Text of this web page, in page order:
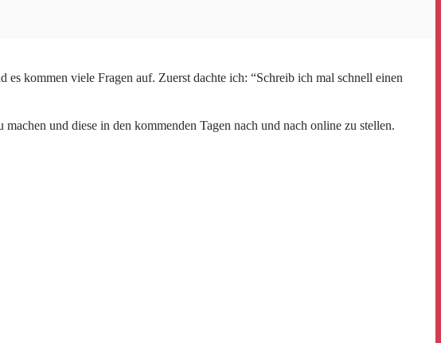
kommen viele Fragen auf. Zuerst dachte ich: “Schreib ich mal schnell einen
und diese in den kommenden Tagen nach und nach online zu stellen.